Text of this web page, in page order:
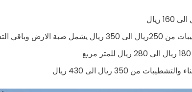
وباقي التشطيبات
من 350 ريال الى 430 ريال